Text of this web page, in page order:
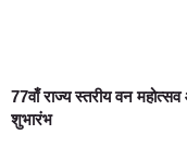
77वाँ राज्य स्तरीय वन
शुभारंभ